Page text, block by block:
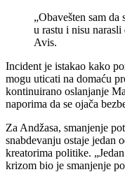
„Obavešten sam
u rastu i nisu
Avis.
Incident je istakao kako
mogu uticati na domaću
kontinuirano oslanjanje
naporima da se ojača
Za Andžasa, smanjenje
snabdevanju ostaje jedan
kreatorima politike.
krizom bio je smanjenje